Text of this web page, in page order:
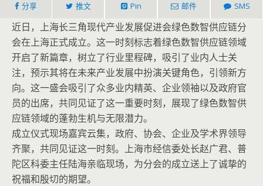
分享 推文 Pin 邮件 SMS
近日，上海长三角现代产业发展促进会绿色数智供应链分
会在上海正式成立。这一时刻标志着绿色数智供应链领域
开启了新篇章，树立了行业里程碑，吸引了业内人士关
注，预示其将在未来产业发展中扮演关键角色，引领新方
向。这一盛会吸引了众多业内精英、企业领袖以及政府官
员的出席，共同见证了这一重要时刻，展现了绿色数智供
应链领域的蓬勃生机与无限潜力。
成立仪式现场嘉宾云集，政府、协会、企业及学术界领导
齐聚，共同见证这一时刻。上海市经信委处长赵广君、普
陀区科委主任陆海亲临现场，为分会的成立送上了诚挚的
祝福和殷切的期望。